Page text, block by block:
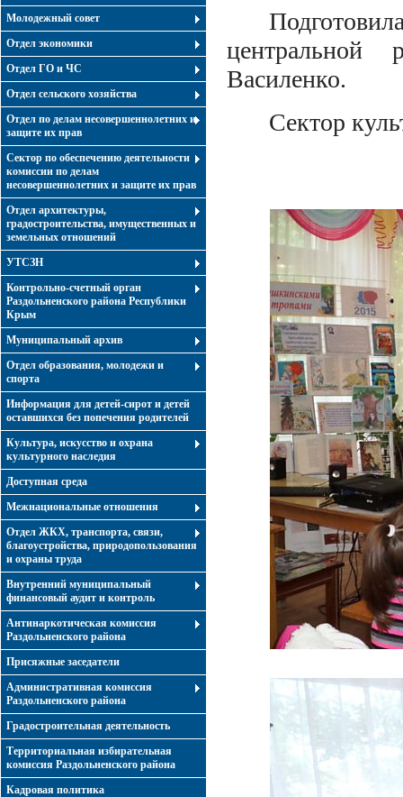
Молодежный совет
Отдел экономики
Отдел ГО и ЧС
Отдел сельского хозяйства
Отдел по делам несовершеннолетних и
защите их прав
Сектор по обеспечению деятельности
комиссии по делам
несовершеннолетних и защите их прав
Отдел архитектуры,
градостроительства, имущественных и
земельных отношений
УТСЗН
Контрольно-счетный орган
Раздольненского района Республики
Крым
Муниципальный архив
Отдел образования, молодежи и
спорта
Информация для детей-сирот и детей
оставшихся без попечения родителей
Культура, искусство и охрана
культурного наследия
Доступная среда
Межнациональные отношения
Отдел ЖКХ, транспорта, связи,
благоустройства, природопользования
и охраны труда
Внутренний муниципальный
финансовый аудит и контроль
Антинаркотическая комиссия
Раздольненского района
Присяжные заседатели
Административная комиссия
Раздольненского района
Градостроительная деятельность
Территориальная избирательная
комиссия Раздольненского района
Кадровая политика
центральной
Василенко.
Сектор